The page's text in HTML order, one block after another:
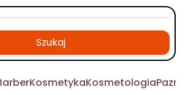
Szukaj
KosmetykaKosmetologia